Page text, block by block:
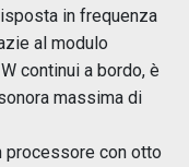
in frequenza
al modulo
continui a bordo, è
massima di
processore con otto